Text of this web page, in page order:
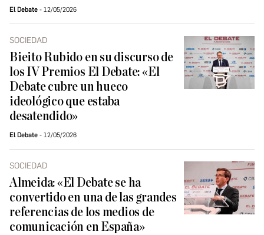
El Debate 12/05/2026
SOCIEDAD
Bieito Rubido en su discurso de
los IV Premios El Debate: «El
Debate cubre un hueco
ideológico que estaba
desatendido»
El Debate 12/05/2026
SOCIEDAD
Almeida: «El Debate se ha
convertido en una de las grandes
referencias de los medios de
comunicación en España»